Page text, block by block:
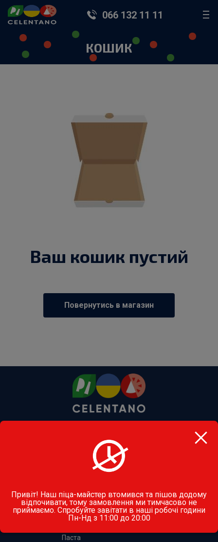
066 132 11 11
КОШИК
Ваш кошик пустий
Повернутись в магазин
вул. Стрийська, 45, Львів
МЕНЮ
Піца
Паста
Привіт! Наш піца-майстер втомився та пішов додому
відпочивати, тому замовлення ми тимчасово не
приймаємо. Спробуйте завітати в наші робочі години
Пн-Нд з 11:00 до 20:00